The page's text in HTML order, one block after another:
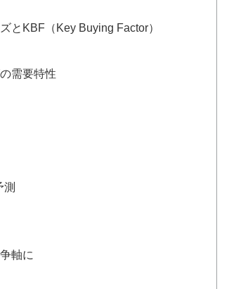
とKBF（Key Buying Factor）
需要特性
測
軸に